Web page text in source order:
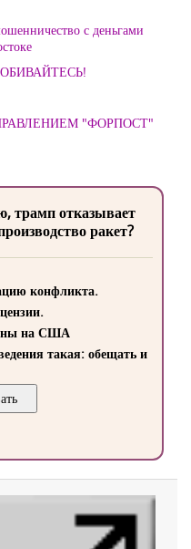
с деньгами
"ФОРПОСТ"
трамп отказывает
ракет?
конфликта.
на США
такая: обещать и